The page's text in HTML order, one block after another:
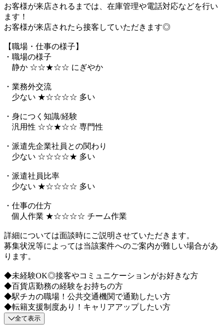
お客様が来店されるまでは、在庫管理や電話対応などを行い
ます！
お客様が来店されたら接客していただきます◎
【職場・仕事の様子】
・職場の様子
静か ☆☆★☆☆ にぎやか
・業務外交流
少ない ★☆☆☆☆ 多い
・身につく知識/経験
汎用性 ☆☆★☆☆ 専門性
・派遣先企業社員との関わり
少ない ☆☆☆☆★ 多い
・派遣社員比率
少ない ★☆☆☆☆ 多い
・仕事の仕方
個人作業 ★☆☆☆☆ チーム作業
詳細については面談時にご説明させていただきます。
募集状況等によっては当該案件へのご案内が難しい場合があ
ります。
◆未経験OK◎接客やコミュニケーションがお好きな方
◆百貨店勤務の経験をお持ちの方
◆駅チカの職場！公共交通機関で通勤したい方
◆転籍支援制度あり！キャリアアップしたい方
全て表示